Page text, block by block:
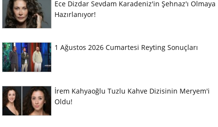
Ece Dizdar Sevdam Karadeniz'in Şehnaz'ı Olmaya
Hazırlanıyor!
1 Ağustos 2026 Cumartesi Reyting Sonuçları
İrem Kahyaoğlu Tuzlu Kahve Dizisinin Meryem'i
Oldu!